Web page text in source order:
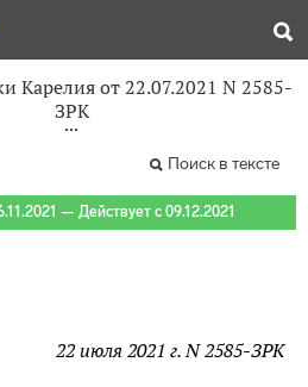
Карелия от 22.07.2021 N 2585-
ЗРК
Поиск в тексте
— Действует с 09.12.2021
22 июля 2021 г. N 2585-ЗРК